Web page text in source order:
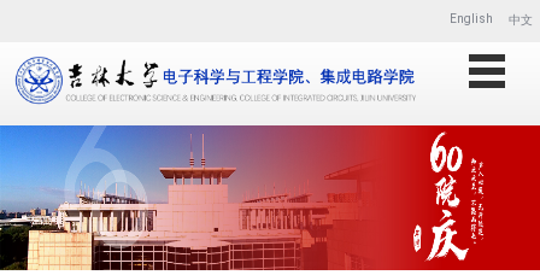
English 中文